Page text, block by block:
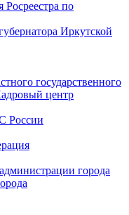
Росреестра по
Иркутской
государственного
центр
России
города